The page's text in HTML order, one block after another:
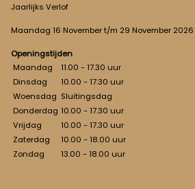
Jaarlijks Verlof
Maandag 16 November t/m 29 November 2026
Openingstijden
Maandag
11.00 - 17.30 uur
Dinsdag
10.00 - 17.30 uur
Woensdag Sluitingsdag
Donderdag 10.00 - 17.30 uur
Vrijdag
10.00 - 17.30 uur
Zaterdag
10.00 - 18.00 uur
Zondag
13.00 - 18.00 uur